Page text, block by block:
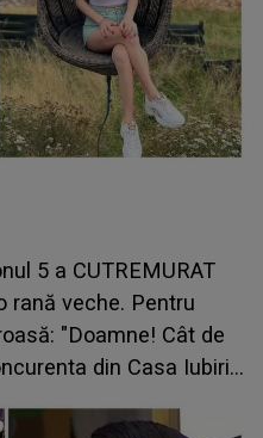
5 a CUTREMURAT
rană veche. Pentru
"Doamne! Cât de